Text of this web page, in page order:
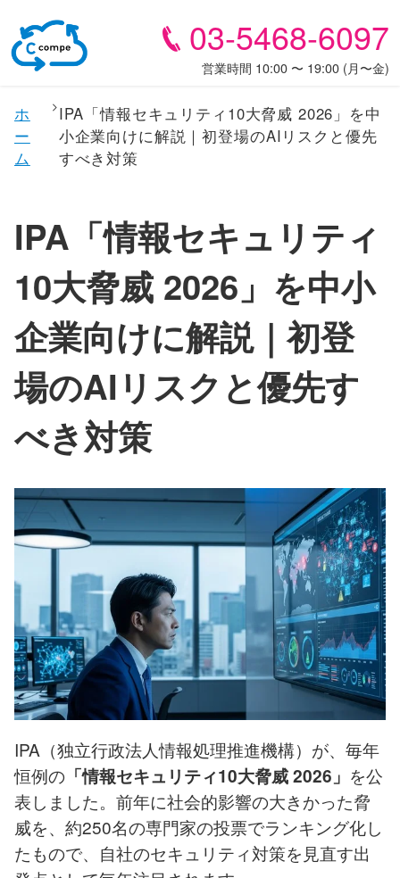
03-5468-6097
営業時間 10:00 〜 19:00 (月〜金)
ホ
ー
ム
IPA「情報セキュリティ10大脅威 2026」を中
小企業向けに解説｜初登場のAIリスクと優先
すべき対策
IPA「情報セキュリティ
10大脅威 2026」を中小
企業向けに解説｜初登
場のAIリスクと優先す
べき対策
IPA（独立行政法人情報処理推進機構）が、毎年
恒例の 「情報セキュリティ10大脅威 2026」 を公
表しました。前年に社会的影響の大きかった脅
威を、約250名の専門家の投票でランキング化し
たもので、自社のセキュリティ対策を見直す出